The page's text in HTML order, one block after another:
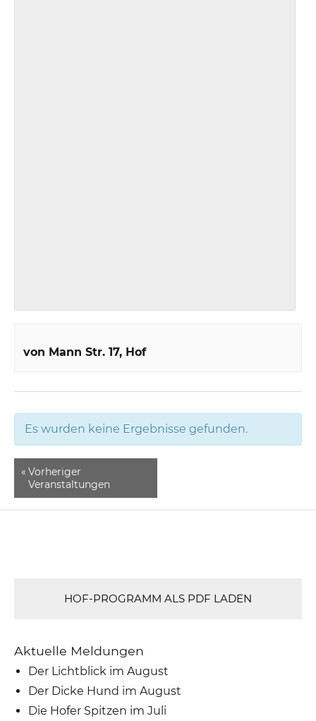
von Mann Str. 17 Hof
Es wurden keine Ergebnisse gefunden.
« Vorheriger
Veranstaltungen
HOF-PROGRAMM ALS PDF LADEN
Aktuelle Meldungen
Der Lichtblick im August
Der Dicke Hund im August
Die Hofer Spitzen im Juli